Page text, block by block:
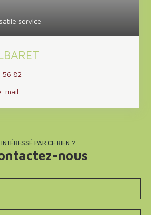
service
56 82
mail
INTÉRESSÉ PAR CE BIEN ?
nous